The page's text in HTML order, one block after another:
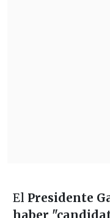
El Presidente
haber